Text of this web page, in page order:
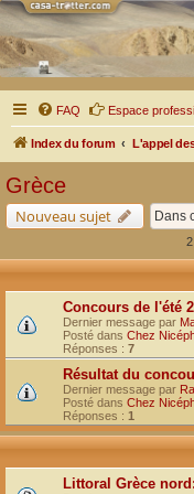
FAQ Espace
Index du forum
Grèce
Nouveau sujet
Concours de l'été
Dernier message par
Posté dans Chez
Réponses : 7
Résultat du
Dernier message par
Posté dans Chez
Réponses : 1
Littoral Grèce